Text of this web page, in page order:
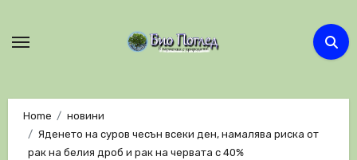
Home
новини
Яденето на суров чесън всеки ден, намалява риска от
рак на белия дроб и рак на червата с 40%